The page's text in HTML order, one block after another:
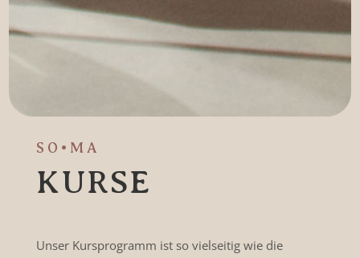
SO•MA
KURSE
Unser Kursprogramm ist so vielseitig wie die